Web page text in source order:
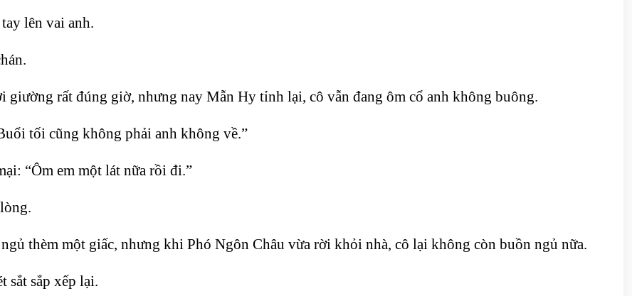
lên vai anh.
giường rất đúng giờ, nhưng nay Mẫn Hy tỉnh lại, cô vẫn đang ôm cổ anh không buông.
tối cũng không phải anh không về.”
“Ôm em một lát nữa rồi đi.”
thèm một giấc, nhưng khi Phó Ngôn Châu vừa rời khỏi nhà, cô lại không còn buồn ngủ nữa.
sắt sắp xếp lại.